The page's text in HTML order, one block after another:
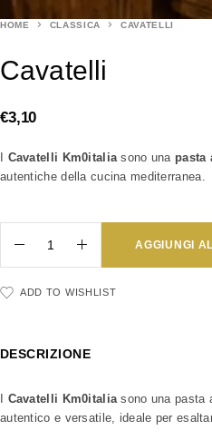
HOME CLASSICA CAVATELLI
Cavatelli
€3,10
Cavatelli Km0italia sono una pasta
autentiche della cucina mediterranea.
AGGIUNGI
ADD TO WISHLIST
DESCRIZIONE
Cavatelli Km0italia sono una pasta
autentico e versatile, ideale per